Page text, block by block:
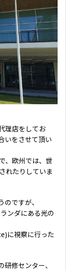
理店をしてお
いをさせて頂い
、欧州では、世
れたりしていま
ですが、
ンダにある光の
に視察に行った
修センター、